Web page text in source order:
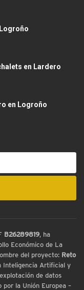
en Lardero
en Logroño
B26289819, ha
Económico de La
del proyecto: Reto
Inteligencia Artificial y
de datos
por la Unión Europea –